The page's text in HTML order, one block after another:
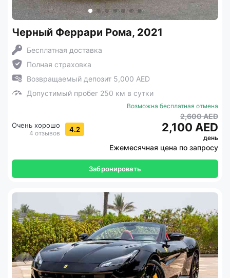
Черный Феррари Рома, 2021
Бесплатная доставка
Полная страховка
Возвращаемый депозит 5,000 AED
Допустимый пробег 250 км в сутки
Очень хорошо
4 отзывов 4.2
Возможна бесплатная отмена
2,600 AED
2,100 AED
день
Ежемесячная цена по запросу
Забронировать